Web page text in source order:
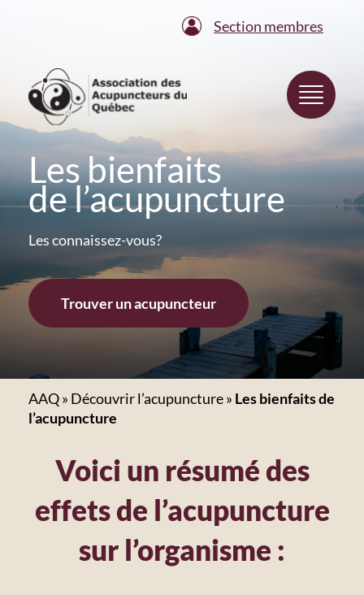
Section membres
Les bienfaits
de l’acupuncture
Les connaissez-vous?
Trouver un acupuncteur
AAQ» Découvrir l’acupuncture» Les bienfaits de
l’acupuncture
Voici un résumé des
effets de l’acupuncture
sur l’organisme :